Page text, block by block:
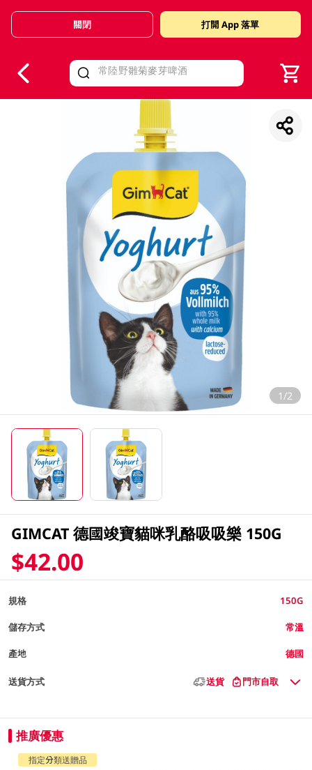
Valid Until 30 June 2026
關閉 打開 App 落單
1/2
GIMCAT 德國竣寶貓咪乳酪吸吸樂 150G
$42.00
規格 150G
儲存方式 常溫
產地 德國
送貨方式 送貨 門市自取
推廣優惠
指定分類送贈品